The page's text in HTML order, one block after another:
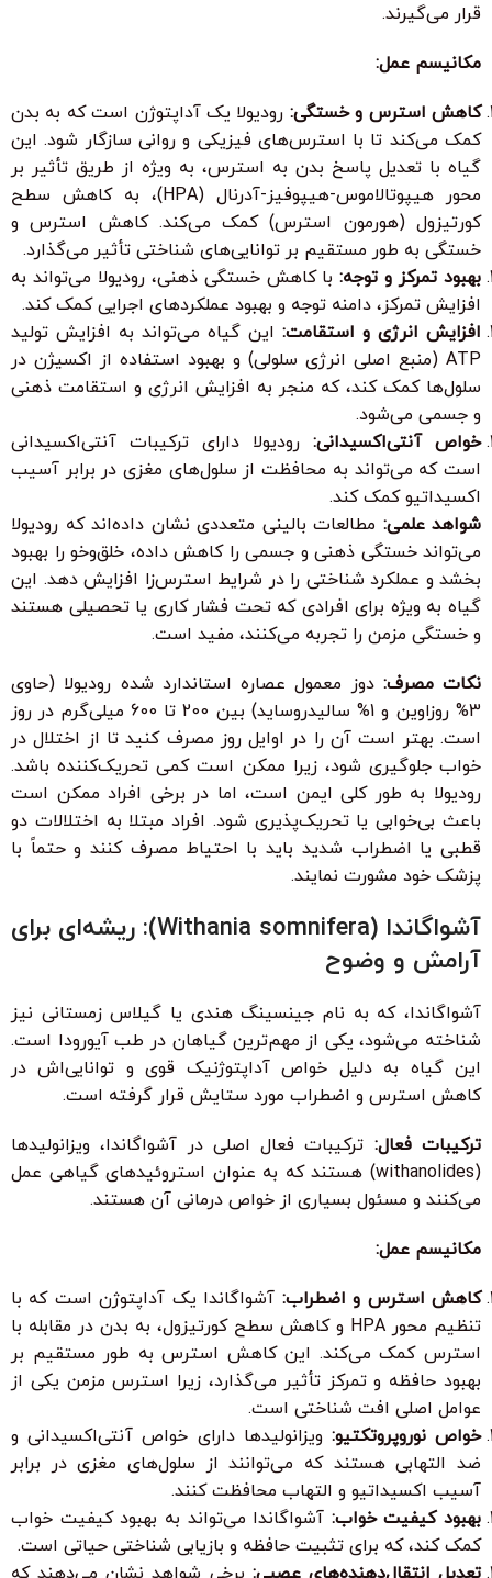
قرار می‌گیرند.
مکانیسم عمل:
کاهش استرس و خستگی: رودیولا یک آداپتوژن است که به بدن
کمک می‌کند تا با استرس‌های فیزیکی و روانی سازگار شود. این
گیاه با تعدیل پاسخ بدن به استرس، به ویژه از طریق تأثیر بر
محور هیپوتالاموس-هیپوفیز-آدرنال (HPA)، به کاهش سطح
کورتیزول (هورمون استرس) کمک می‌کند. کاهش استرس و
خستگی به طور مستقیم بر توانایی‌های شناختی تأثیر می‌گذارد.
بهبود تمرکز و توجه:با کاهش خستگی ذهنی، رودیولا می‌تواند به
افزایش تمرکز، دامنه توجه و بهبود عملکردهای اجرایی کمک کند.
افزایش انرژی و استقامت: این گیاه می‌تواند به افزایش تولید
ATP (منبع اصلی انرژی سلولی) و بهبود استفاده از اکسیژن در
سلول‌ها کمک کند، که منجر به افزایش انرژی و استقامت ذهنی
و جسمی می‌شود.
خواص آنتی‌اکسیدانی: رودیولا دارای ترکیبات آنتی‌اکسیدانی
است که می‌تواند به محافظت از سلول‌های مغزی در برابر آسیب
اکسیداتیو کمک کند.
شواهد علمی: مطالعات بالینی متعددی نشان داده‌اند که رودیولا
می‌تواند خستگی ذهنی و جسمی را کاهش داده، خلق‌وخو را بهبود
بخشد و عملکرد شناختی را در شرایط استرس‌زا افزایش دهد. این
گیاه به ویژه برای افرادی که تحت فشار کاری یا تحصیلی هستند
و خستگی مزمن را تجربه می‌کنند، مفید است.
نکات مصرف: دوز معمول عصاره استاندارد شده رودیولا (حاوی
3% روزاوین و 1% سالیدروساید) بین 200 تا 600 میلی‌گرم در روز
است. بهتر است آن را در اوایل روز مصرف کنید تا از اختلال در
خواب جلوگیری شود، زیرا ممکن است کمی تحریک‌کننده باشد.
رودیولا به طور کلی ایمن است، اما در برخی افراد ممکن است
باعث بی‌خوابی یا تحریک‌پذیری شود. افراد مبتلا به اختلالات دو
قطبی یا اضطراب شدید باید با احتیاط مصرف کنند و حتماً با
پزشک خود مشورت نمایند.
آشواگاندا (Withania somnifera): ریشه‌ای برای
آرامش و وضوح
آشواگاندا، که به نام جینسینگ هندی یا گیلاس زمستانی نیز
شناخته می‌شود، یکی از مهم‌ترین گیاهان در طب آیورودا است.
این گیاه به دلیل خواص آداپتوژنیک قوی و توانایی‌اش در
کاهش استرس و اضطراب مورد ستایش قرار گرفته است.
ترکیبات فعال: ترکیبات فعال اصلی در آشواگاندا، ویزانولیدها
(withanolides) هستند که به عنوان استروئیدهای گیاهی عمل
می‌کنند و مسئول بسیاری از خواص درمانی آن هستند.
مکانیسم عمل:
کاهش استرس و اضطراب: آشواگاندا یک آداپتوژن است که با
تنظیم محور HPA و کاهش سطح کورتیزول، به بدن در مقابله با
استرس کمک می‌کند. این کاهش استرس به طور مستقیم بر
بهبود حافظه و تمرکز تأثیر می‌گذارد، زیرا استرس مزمن یکی از
عوامل اصلی افت شناختی است.
خواص نوروپروتکتیو: ویزانولیدها دارای خواص آنتی‌اکسیدانی و
ضد التهابی هستند که می‌توانند از سلول‌های مغزی در برابر
آسیب اکسیداتیو و التهاب محافظت کنند.
بهبود کیفیت خواب: آشواگاندا می‌تواند به بهبود کیفیت خواب
کمک کند، که برای تثبیت حافظه و بازیابی شناختی حیاتی است.